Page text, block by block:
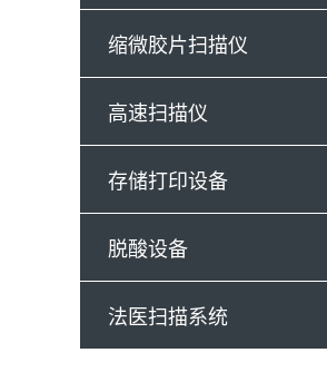
缩微胶片扫描仪
高速扫描仪
存储打印设备
脱酸设备
法医扫描系统